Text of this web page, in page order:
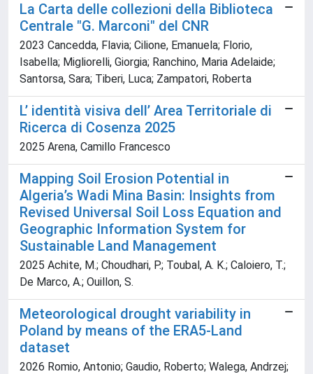
La Carta delle collezioni della Biblioteca
Centrale "G. Marconi" del CNR
2023 Cancedda, Flavia; Cilione, Emanuela; Florio,
Isabella; Migliorelli, Giorgia; Ranchino, Maria Adelaide;
Santorsa, Sara; Tiberi, Luca; Zampatori, Roberta
L’ identità visiva dell’ Area Territoriale di
Ricerca di Cosenza 2025
2025 Arena, Camillo Francesco
Mapping Soil Erosion Potential in
Algeria’s Wadi Mina Basin: Insights from
Revised Universal Soil Loss Equation and
Geographic Information System for
Sustainable Land Management
2025 Achite, M.; Choudhari, P.; Toubal, A. K.; Caloiero, T.;
De Marco, A.; Ouillon, S.
Meteorological drought variability in
Poland by means of the ERA5-Land
dataset
2026 Romio, Antonio; Gaudio, Roberto; Walega, Andrzej;